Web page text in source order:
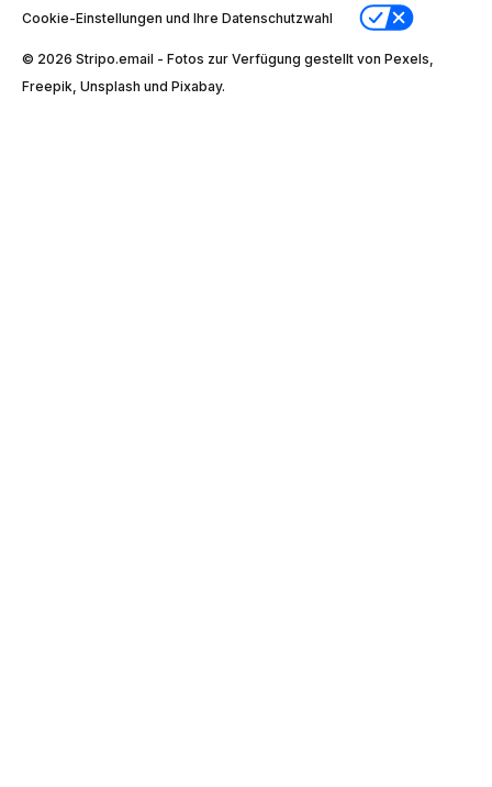
Cookie-Einstellungen und Ihre Datenschutzwahl
© 2026 Stripо.email - Fotos zur Verfügung gestellt von Pexels,
Freepik, Unsplash und Pixabay.